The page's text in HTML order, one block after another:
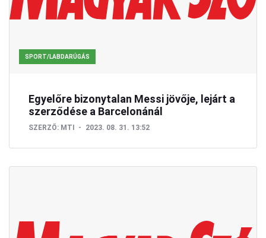
SPORT/LABDARÚGÁS
Egyelőre bizonytalan Messi jövője, lejárt a
szerződése a Barcelonánál
SZERZŐ: MTI 2023. 08. 31. 13:52